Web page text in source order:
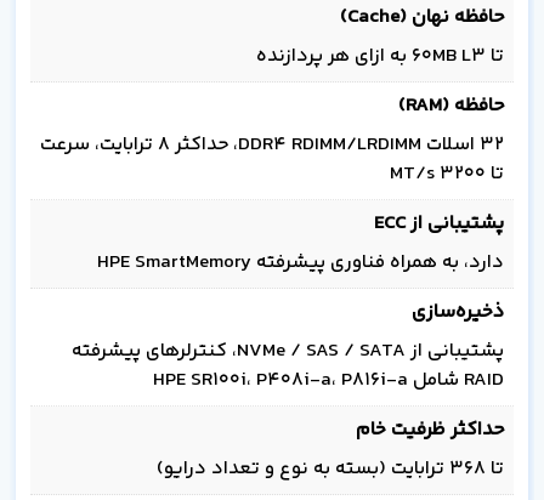
حافظه نهان (Cache)
تا 60MB L3 به ازای هر پردازنده
حافظه (RAM)
32 اسلات DDR4 RDIMM/LRDIMM، حداکثر 8 ترابایت، سرعت
تا 3200 MT/s
پشتیبانی از ECC
دارد، به همراه فناوری پیشرفته HPE SmartMemory
ذخیره‌سازی
پشتیبانی از NVMe / SAS / SATA، کنترلرهای پیشرفته
RAID شامل HPE SR100i، P408i-a، P816i-a
حداکثر ظرفیت خام
تا 368 ترابایت (بسته به نوع و تعداد درایو)